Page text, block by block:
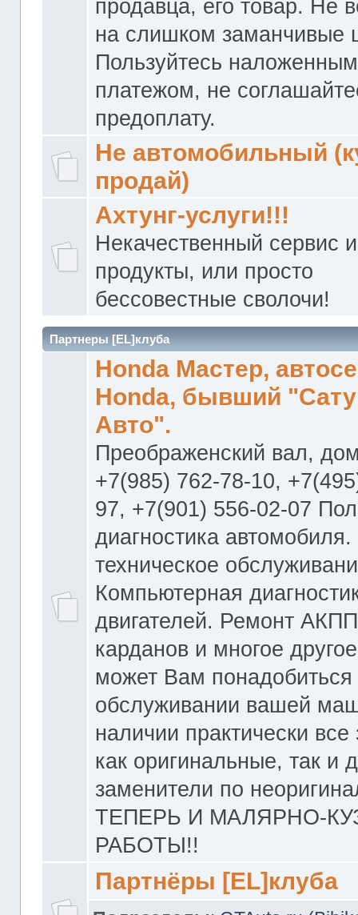
продавца, его товар. Не
на слишком заманчивые
Пользуйтесь наложенным
платежом, не
предоплату.
Не автомобильный
продай)
Ахтунг-услуги!!!
Некачественный сервис и
продукты, или просто
бессовестные сволочи!
Партнеры [EL]клуба
Honda Мастер,
Honda, бывший
Авто".
Преображенский вал,
+7(985) 762-78-10,
97, +7(901) 556-02-07
диагностика
техническое
Компьютерная
двигателей. Ремонт
карданов и многое
может Вам понадобиться
обслуживании вашей
наличии практически все
как оригинальные, так и
заменители по
ТЕПЕРЬ И МАЛЯРНО-
РАБОТЫ!!
Партнёры [EL]клуба